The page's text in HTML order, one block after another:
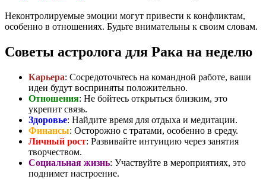
Неконтролируемые эмоции могут привести к конфликтам,
особенно в отношениях. Будьте внимательны к своим словам.
Советы астролога для Рака на неделю
Карьера: Сосредоточьтесь на командной работе, ваши
идеи будут восприняты положительно.
Отношения: Не бойтесь открыться близким, это
укрепит связь.
Здоровье: Найдите время для отдыха и медитации.
Финансы: Осторожно с тратами, особенно в среду.
Личный рост: Развивайте интуицию через занятия
творчеством.
Социальная жизнь: Участвуйте в мероприятиях, это
поднимет настроение.